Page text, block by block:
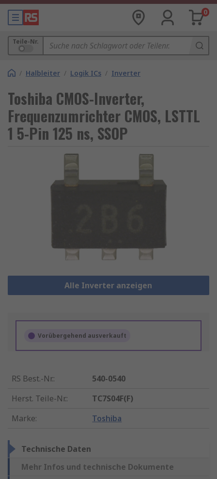
0
Teile-Nr.
/ Halbleiter / Logik ICs / Inverter
Toshiba CMOS-Inverter,
Frequenzumrichter CMOS, LSTTL
1 5-Pin 125 ns, SSOP
Alle Inverter anzeigen
Vorübergehend ausverkauft
RS Best.-Nr.:
540-0540
Herst. Teile-Nr.:
TC7S04F(F)
Marke: Toshiba
Technische Daten
Mehr Infos und technische Dokumente